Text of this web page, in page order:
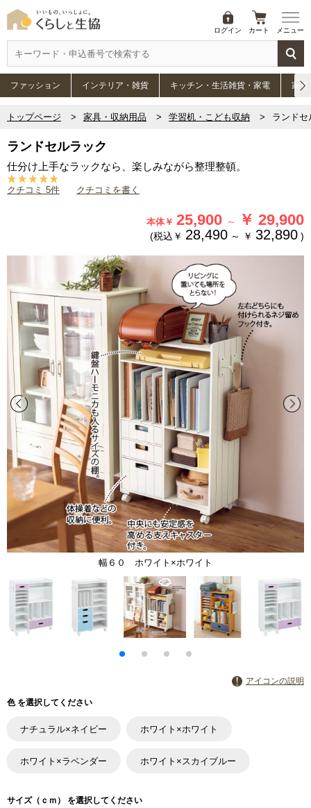
ログイン カート メニュー
ファッション インテリア・雑貨 キッチン・生活雑貨・家電 家具
トップページ 家具・収納用品 学習机・こども収納 ランドセ
ランドセルラック
仕分け上手なラックなら、楽しみながら整理整頓。
クチコミ 5件 クチコミを書く
本体￥ 25,900 ～ ￥ 29,900
(税込￥ 28,490 ～ ￥ 32,890 )
幅６０ ホワイト×ホワイト
アイコンの説明
色 を選択してください
ナチュラル×ネイビー ホワイト×ホワイト
ホワイト×ラベンダー ホワイト×スカイブルー
サイズ（ｃｍ） を選択してください